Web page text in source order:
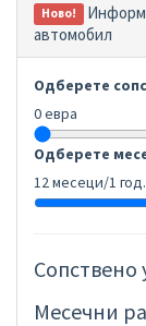
Ново!
автомобил
Одберете
0 евра
Одберете
12 месеци/1 год.
Сопствено
Месечни